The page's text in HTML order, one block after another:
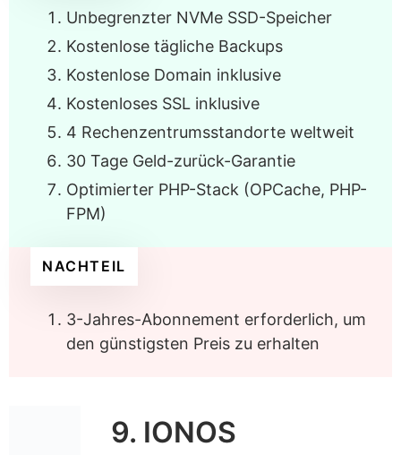
Unbegrenzter NVMe SSD-Speicher
Kostenlose tägliche Backups
Kostenlose Domain inklusive
Kostenloses SSL inklusive
4 Rechenzentrumsstandorte weltweit
30 Tage Geld-zurück-Garantie
Optimierter PHP-Stack (OPCache, PHP-
FPM)
NACHTEIL
3-Jahres-Abonnement erforderlich, um
den günstigsten Preis zu erhalten
9. IONOS